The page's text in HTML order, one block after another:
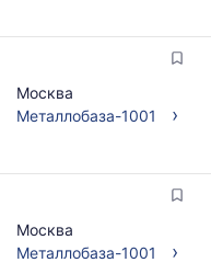
Москва
Металлобаза-1001
›
Москва
Металлобаза-1001
›